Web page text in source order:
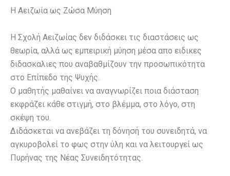
Η Αειζωία ως Ζώσα Μύηση
Η Σχολή Αειζωίας δεν διδάσκει τις διαστάσεις ως
θεωρία, αλλά ως εμπειρική μύηση μέσα απο ειδικες
διδασκαλιες που αναβαθμίζουν την προσωπικότητα
στο Επίπεδο της Ψυχής.
Ο μαθητής μαθαίνει να αναγνωρίζει ποια διάσταση
εκφράζει κάθε στιγμή, στο βλέμμα, στο λόγο, στη
σκέψη του.
Διδάσκεται να ανεβάζει τη δόνησή του συνειδητά, να
αγκυροβολεί το φως στην ύλη και να λειτουργεί ως
Πυρήνας της Νέας Συνειδητότητας.